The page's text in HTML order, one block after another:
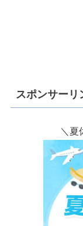
スポンサーリ
＼夏